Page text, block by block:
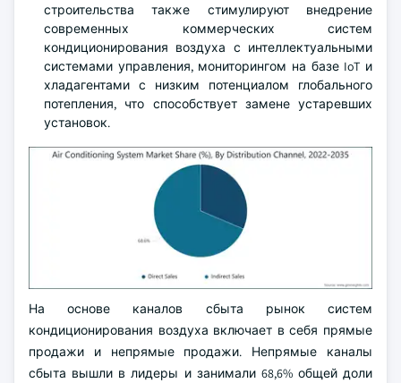
строительства также стимулируют внедрение
современных коммерческих систем
кондиционирования воздуха с интеллектуальными
системами управления, мониторингом на базе IoT и
хладагентами с низким потенциалом глобального
потепления, что способствует замене устаревших
установок.
На основе каналов сбыта рынок систем
кондиционирования воздуха включает в себя прямые
продажи и непрямые продажи. Непрямые каналы
сбыта вышли в лидеры и занимали 68,6% общей доли